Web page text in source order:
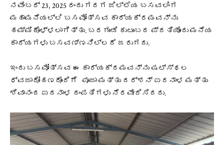
ನವೆಂಬರ್ 23, 2025 ರಂದು ಗದಗ ಜಿಲ್ಲೆಯ ಬಸವಲಿಂಗ
ಮಹಾಮನೆಯಲ್ಲಿ ಬಸವೋತ್ಸವ ಕಾರ್ಯಕ್ರಮವನ್ನು
ಹಮ್ಮಿಕೊಳ್ಳಲಾಗಿತ್ತು. ಬರಗುಂಡಿ ಕುಟುಂಬದ ಪ್ರತಿಯೊಂದು ಮನೆಯ
ಕಾರ್ಯಗಳು ಬಸವಣ್ಣನಿಲ್ಲದೆ ಜರುಗದು.
ಇಂದು ಬಸವೋತ್ಸವ ಈ ಕಾರ್ಯಕ್ರಮವನ್ನು ಷಟ್ಸ್ಥಲ
ಧ್ವಜಾರೋಹಣದೊಂದಿಗೆ ಪೂಜಾ ಮತ್ತು ದರ್ಶನ್ ಐದನಾಳ ಮತ್ತು
ಶಿವಾನಂದ ಐದನಾಳ ದಂಪತಿಗಳು ನೆರವೇರಿಸಿದರು.